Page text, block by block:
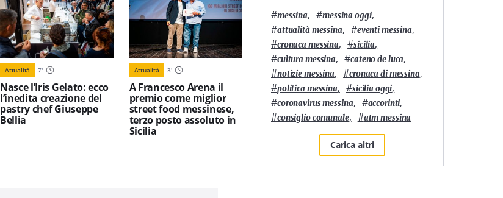
Attualità 7'
Nasce l’Iris Gelato: ecco
l’inedita creazione del
pastry chef Giuseppe
Bellia
Attualità 3'
A Francesco Arena il
premio come miglior
street food messinese,
terzo posto assoluto in
Sicilia
Attualità 7'
“Un mare di arte e
cultura”: a Furci Siculo
torna l’evento che
unisce musica, cinema
Attualità
L’Orso in Teglia di
Messina è la migliore
pizza in teglia della
Sicilia secondo
#messina, #messina oggi,
#attualità messina, #eventi messina,
#cronaca messina, #sicilia,
#cultura messina, #cateno de luca,
#notizie messina, #cronaca di messina,
#politica messina, #sicilia oggi,
#coronavirus messina, #accorinti,
#consiglio comunale, #atm messina
Carica altri